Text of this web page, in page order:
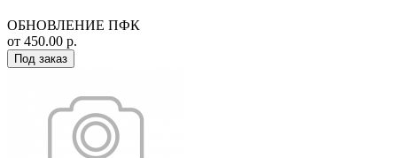
ОБНОВЛЕНИЕ ПФК
от 450.00 р.
Под заказ